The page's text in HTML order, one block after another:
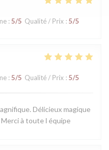
: 5/5 Qualité / Prix : 5/5
: 5/5 Qualité / Prix : 5/5
Délicieux magique
à toute l équipe